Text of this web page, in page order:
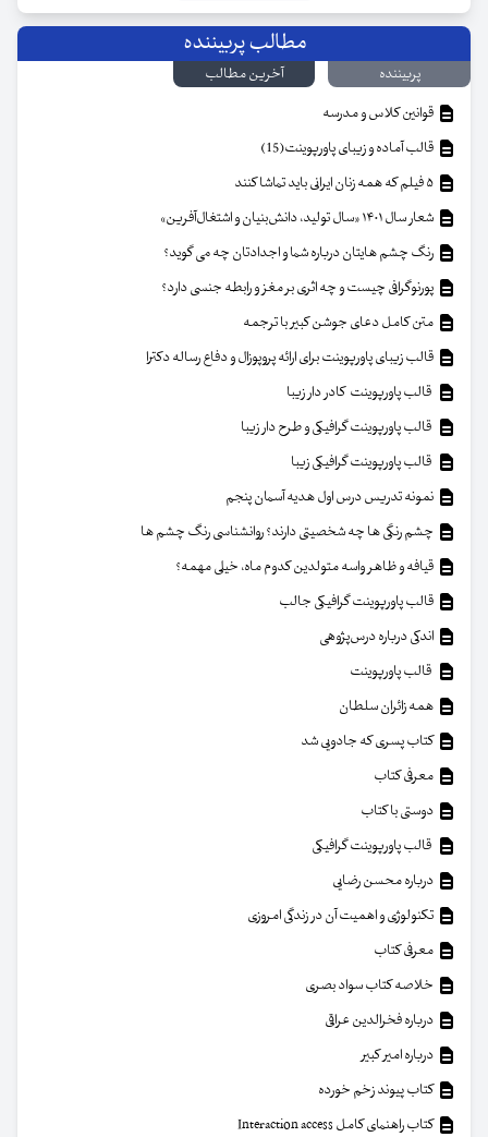
مطالب پربیننده
پربیننده
آخرین مطالب
قوانین کلاس و مدرسه
قالب آماده و زیبای پاورپوینت(15)
شعار سال ۱۴۰۱ «سال تولید، دانش‌بنیان و اشتغال‌آفرین»
رنگ چشم هایتان درباره شما و اجدادتان چه می گوید؟
پورنوگرافی چیست و چه اثری بر مغز و رابطه جنسی دارد؟
متن کامل دعای جوشن کبیر با ترجمه
قالب زیبای پاورپوینت برای ارائه پروپوزال و دفاع رساله دکترا
قالب پاورپوینت کادر دار زیبا
قالب پاورپوینت گرافیکی و طرح دار زیبا
قالب پاورپوینت گرافیکی زیبا
نمونه تدریس درس اول هدیه آسمان پنجم
چشم رنگی ها چه شخصیتی دارند؟ روانشناسی رنگ چشم ها
قیافه و ظاهر واسه متولدین کدوم ماه، خیلی مهمه؟
قالب پاورپوینت گرافیکی جالب
اندکی درباره درس‌پژوهی
قالب پاورپوینت
همه زائران سلطان
کتاب پسری که جادویی شد
معرفی کتاب
دوستی با کتاب
قالب پاورپوینت گرافیکی
درباره محسن رضایی
تکنولوژی و اهمیت آن در زندگی امروزی
معرفی کتاب
خلاصه کتاب سواد بصری
درباره فخرالدین عراقی
درباره امیر کبیر
کتاب پیوند زخم خورده
کتاب راهنمای کامل Interaction access